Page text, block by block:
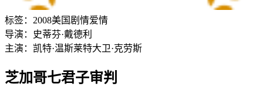
标签： 2008美国 剧情爱情
导演：
史蒂芬·戴德利
主演： 凯特·温斯莱特大卫·克劳斯
芝加哥七君子审判